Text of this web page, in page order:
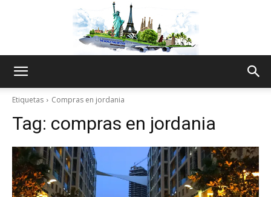
World
Thru
Etiquetas Compras en jordania
Tag: compras en jordania